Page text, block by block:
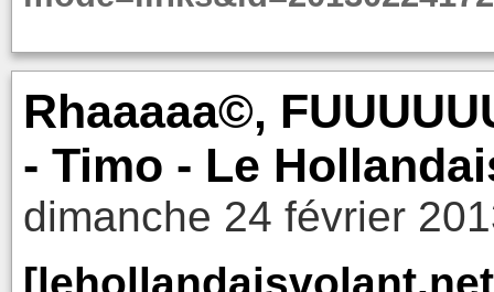
Rhaaaaa©,
- Timo - Le
dimanche 24 février